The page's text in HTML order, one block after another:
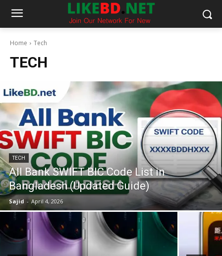
Home Tech
TECH
TECH
All Bank SWIFT BIC Code List in
Bangladesh (Updated Guide)
Sajid - April 4, 2026